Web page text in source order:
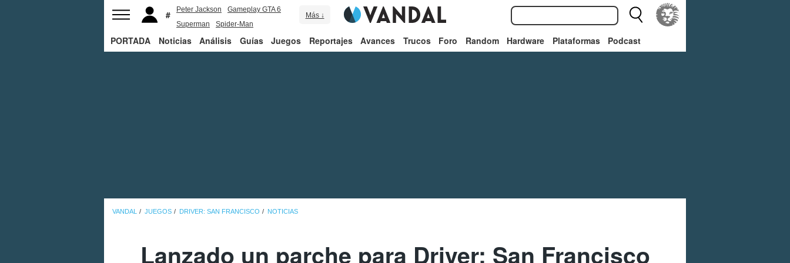
Peter Jackson
Gameplay GTA 6
Superman
Spider-Man
Más ↓
PORTADA Noticias Análisis Guías Juegos Reportajes Avances Trucos Foro Random Hardware Plataformas Podcast
VANDAL JUEGOS DRIVER: SAN FRANCISCO NOTICIAS
Lanzado un parche para Driver: San Francisco